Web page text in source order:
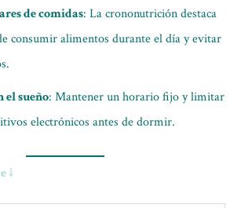
de comidas: La crononutrición destaca
consumir alimentos durante el día y evitar
el sueño: Mantener un horario fijo y limitar
electrónicos antes de dormir.
↓